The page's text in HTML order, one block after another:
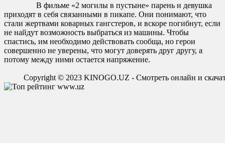
В фильме «2 могилы в пустыне» парень и девушка
приходят в себя связанными в пикапе. Они понимают, что
стали жертвами коварных гангстеров, и вскоре погибнут, если
не найдут возможность выбраться из машины. Чтобы
спастись, им необходимо действовать сообща, но герои
совершенно не уверены, что могут доверять друг другу, а
потому между ними остается напряжение.
Copyright © 2023 KINOGO.UZ - Смотреть онлайн и